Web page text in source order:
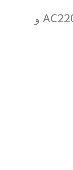
تک فاز- (15%) AC220± و